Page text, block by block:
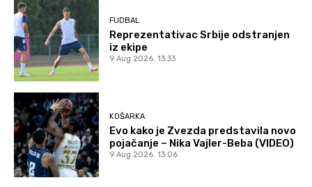
FUDBAL
Reprezentativac Srbije odstranjen
iz ekipe
9 Aug 2026. 13:33
KOŠARKA
Evo kako je Zvezda predstavila novo
pojačanje – Nika Vajler-Beba (VIDEO)
9 Aug 2026. 13:06